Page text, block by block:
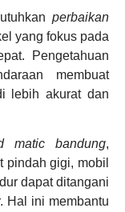
perbaikan
yang fokus pada
Pengetahuan
membuat
lebih akurat dan
matic bandung,
pindah gigi, mobil
dapat ditangani
Hal ini membantu